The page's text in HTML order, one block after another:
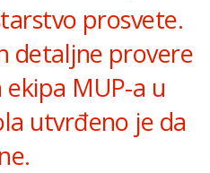
prosvete.
detaljne provere
MUP-a u
utvrđeno je da